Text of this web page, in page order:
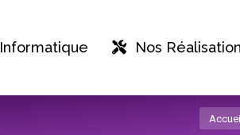
Informatique Nos
Vous
Accueil